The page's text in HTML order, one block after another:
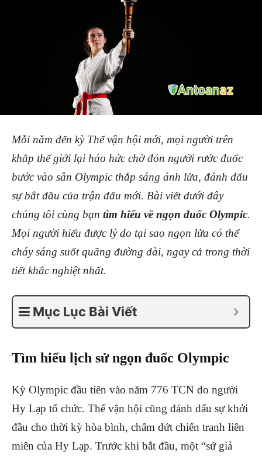
Mỗi năm đến kỳ Thế vận hội mới, mọi người trên
khắp thế giới lại háo hức chờ đón người rước đuốc
bước vào sân Olympic thắp sáng ánh lửa, đánh dấu
sự bắt đầu của trận đấu mới. Bài viết dưới đây
chúng tôi cùng bạn tìm hiểu về ngọn đuốc Olympic.
Mọi người hiểu được lý do tại sao ngọn lửa có thể
cháy sáng suốt quãng đường dài, ngay cả trong thời
tiết khắc nghiệt nhất.
Mục Lục Bài Viết
Tìm hiểu lịch sử ngọn đuốc Olympic
Kỳ Olympic đầu tiên vào năm 776 TCN do người
Hy Lạp tổ chức. Thế vận hội cũng đánh dấu sự khởi
đầu cho thời kỳ hòa bình, chấm dứt chiến tranh liên
miên của Hy Lạp. Trước khi bắt đầu, một “sứ giả